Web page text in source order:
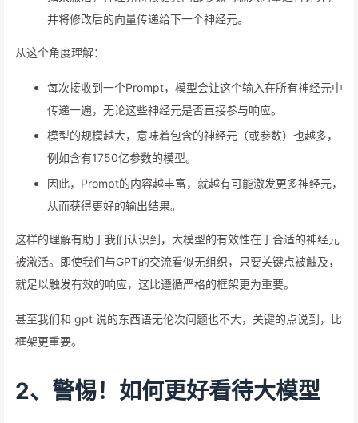
并将修改后的向量传递给下一个神经元。
从这个角度理解：
每次接收到一个Prompt，模型会让这个输入在所有神经元中
传递一遍，无论这些神经元是否直接参与响应。
模型的规模越大，意味着包含的神经元（或参数）也越多，
例如含有1750亿参数的模型。
因此，Prompt的内容越丰富，就越有可能激发更多神经元，
从而获得更好的输出结果。
这样的理解有助于我们认识到，大模型的有效性在于合适的神经元
被激活。即使我们与GPT的交流看似无组织，只要关键点被触及，
就足以触发有效的响应，这比遵循严格的框架更为重要。
甚至我们和 gpt 说的东西语无伦次问题也不大，关键的点说到，比
框架更重要。
2、警惕！如何更好看待大模型